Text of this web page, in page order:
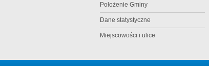
Położenie Gminy
Dane statystyczne
Miejscowości i ulice